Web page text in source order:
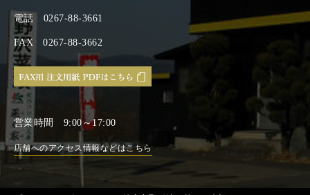
電話 0267-88-3661
FAX 0267-88-3662
営業時間 9:00～17:00
店舗へのアクセス情報などはこちら